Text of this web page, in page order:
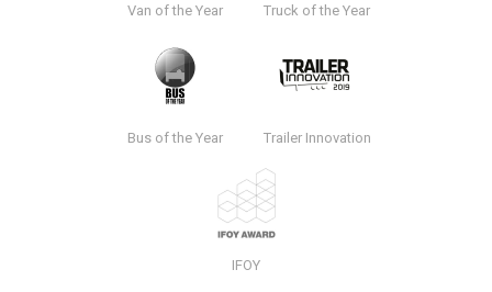
Van of the Year Truck of the Year
Bus of the Year Trailer Innovation
IFOY